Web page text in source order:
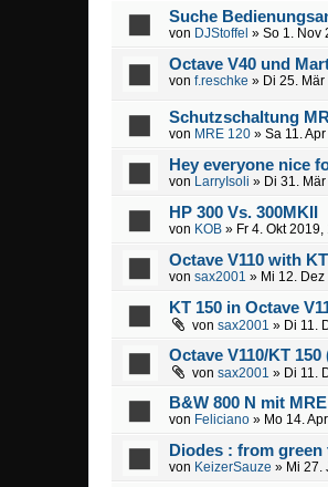
Suche
von DJStoffel » So 1. Nov
Octave V40 und
von f.reschke » Di 25.
Schutzschaltung
von MRE 120 » Sa 11.
Hey everyone nice
von LarryIsoli » Di 31.
HP 300 Vs. 300MKII
von KOB » Fr 4. Okt 2019,
Octave V110 with
von sax2001 » Mi 12.
KT 150 in Octave
von sax2001 » Di 11.
Octave V110/KT
von sax2001 » Di 11.
B&W 800 N mit
von Feliciano » Mo 14.
Diodes : from green
von KeizerSauze » Mi 27.